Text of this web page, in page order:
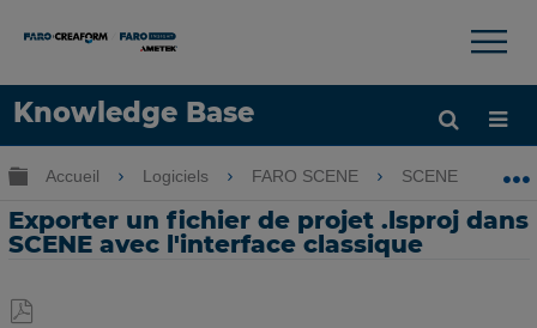
Knowledge Base
LANGUE
×
Développer/réduire la hiérarchie globale
Accueil Logiciels FARO SCENE SCENE
Exporter un fichier de projet .lsproj dans
SCENE avec l'interface classique